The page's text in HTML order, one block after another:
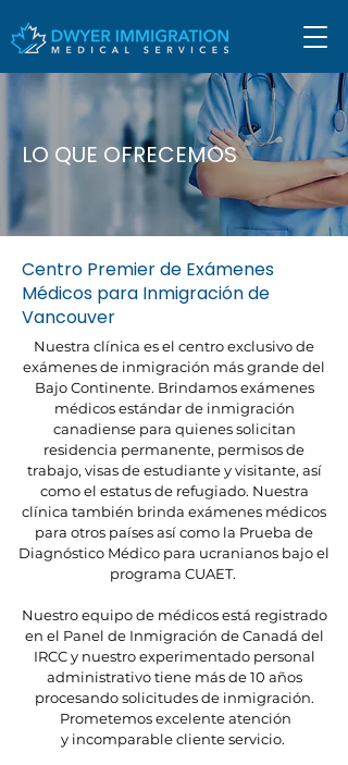
LO QUE OFRECEMOS
Centro Premier de Exámenes
Médicos para Inmigración de
Vancouver
Nuestra clínica es el centro exclusivo de
exámenes de inmigración más grande del
Bajo Continente. Brindamos exámenes
médicos estándar de inmigración
canadiense para quienes solicitan
residencia permanente, permisos de
trabajo, visas de estudiante y visitante, así
como el estatus de refugiado. Nuestra
clínica también brinda exámenes médicos
para otros países así como la Prueba de
Diagnóstico Médico para ucranianos bajo el
programa CUAET.
Nuestro equipo de médicos está registrado
en el Panel de Inmigración de Canadá del
IRCC y nuestro experimentado personal
administrativo tiene más de 10 años
procesando solicitudes de inmigración.
Prometemos excelente atención
y incomparableclienteservicio.